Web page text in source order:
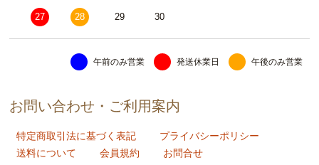
27 28 29 30
午前のみ営業 発送休業日 午後のみ営業
お問い合わせ・ご利用案内
特定商取引法に基づく表記
プライバシーポリシー
送料について
会員規約 お問合せ